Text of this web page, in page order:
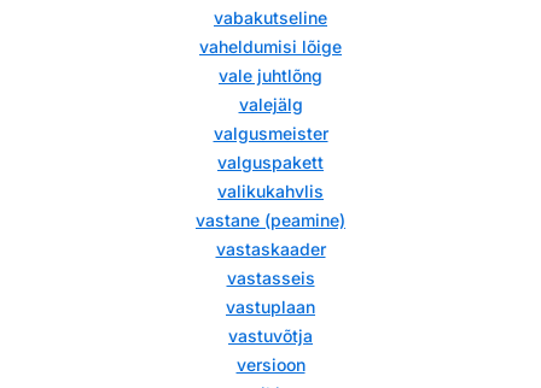
vabakutseline
vaheldumisi lõige
vale juhtlõng
valejälg
valgusmeister
valguspakett
valikukahvlis
vastane (peamine)
vastaskaader
vastasseis
vastuplaan
vastuvõtja
versioon